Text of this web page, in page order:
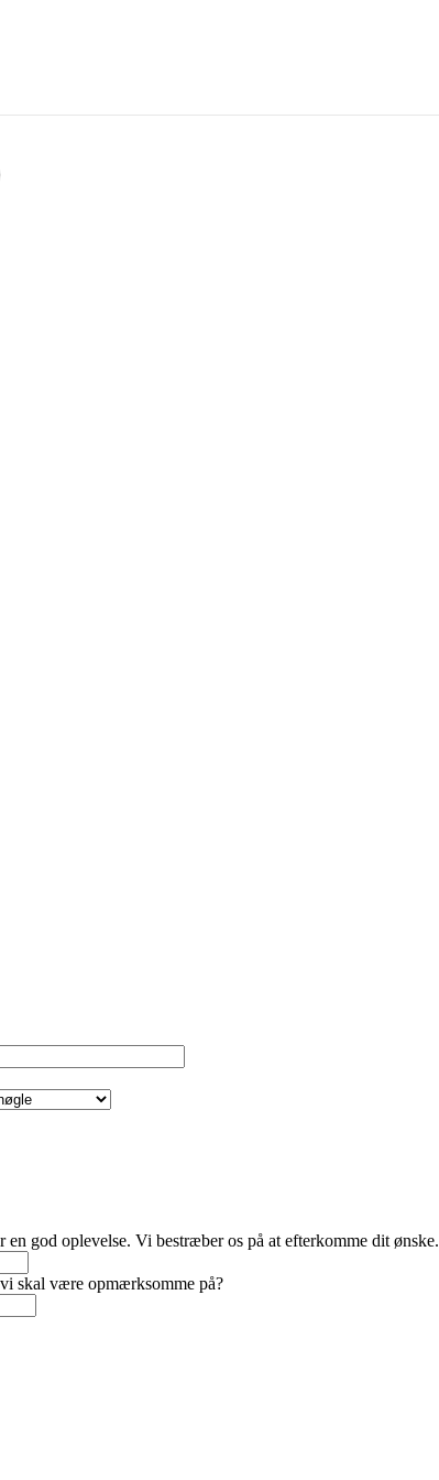
god oplevelse. Vi bestræber os på at efterkomme dit ønske.
skal være opmærksomme på?